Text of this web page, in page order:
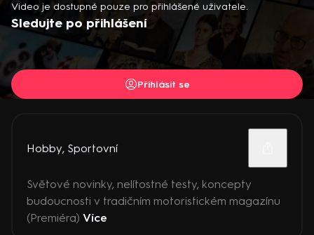
Video je dostupné pouze pro přihlášené uživatele.
Sledujte po přihlášení
Přihlásit se
Hobby, Sportovní
Světové novinky, nelítostné testy, koncepty
budoucnosti v tradičním motoristickém magazínu
(Premiéra) Více